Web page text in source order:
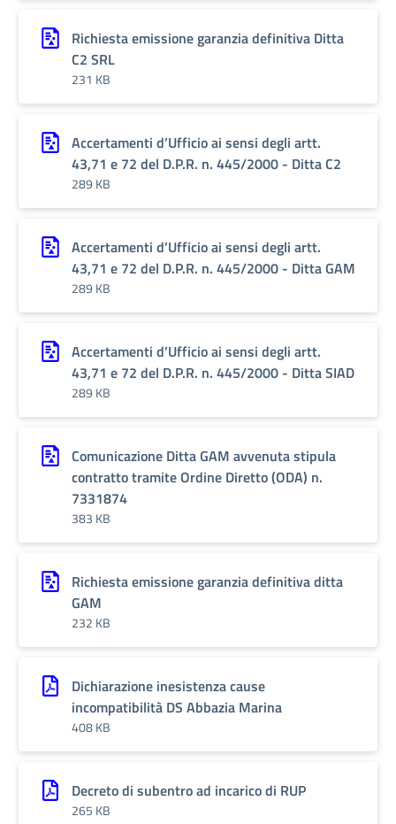
Richiesta emissione garanzia definitiva Ditta
C2 SRL
231 KB
Accertamenti d’Ufficio ai sensi degli artt.
43,71 e 72 del D.P.R. n. 445/2000 - Ditta C2
289 KB
Accertamenti d’Ufficio ai sensi degli artt.
43,71 e 72 del D.P.R. n. 445/2000 - Ditta GAM
289 KB
Accertamenti d’Ufficio ai sensi degli artt.
43,71 e 72 del D.P.R. n. 445/2000 - Ditta SIAD
289 KB
Comunicazione Ditta GAM avvenuta stipula
contratto tramite Ordine Diretto (ODA) n.
7331874
383 KB
Richiesta emissione garanzia definitiva ditta
GAM
232 KB
Dichiarazione inesistenza cause
incompatibilità DS Abbazia Marina
408 KB
Decreto di subentro ad incarico di RUP
265 KB